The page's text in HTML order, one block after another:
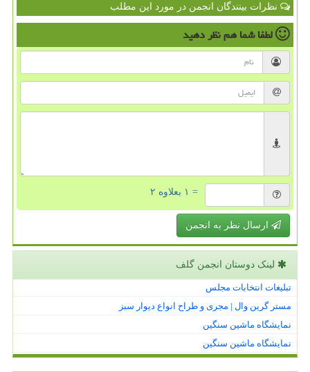
نظرات بینندگان انجمن در مورد این مطلب
لطفا شما همنظر دهید
= ۱ بعلاوه ۲
ارسال نظر به انجمن
لینک دوستان انجمن گلف
تبلیغات انتخابات مجلس
مستر گرین وال | مجری و طراح انواع دیوار سبز
نمایشگاه ماشین سنگین
نمایشگاه ماشین سنگین